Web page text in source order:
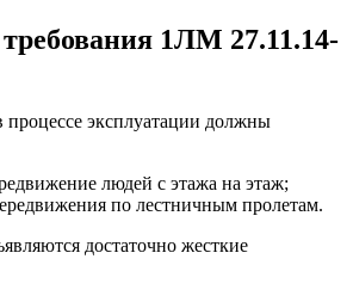
1ЛМ 27.11.14-
эксплуатации должны
людей с этажа на этаж;
по лестничным пролетам.
достаточно жесткие